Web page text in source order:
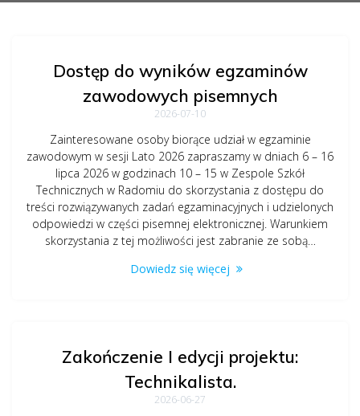
Dostęp do wyników egzaminów
zawodowych pisemnych
2026-07-10
Zainteresowane osoby biorące udział w egzaminie
zawodowym w sesji Lato 2026 zapraszamy w dniach 6 – 16
lipca 2026 w godzinach 10 – 15 w Zespole Szkół
Technicznych w Radomiu do skorzystania z dostępu do
treści rozwiązywanych zadań egzaminacyjnych i udzielonych
odpowiedzi w części pisemnej elektronicznej. Warunkiem
skorzystania z tej możliwości jest zabranie ze sobą…
Dowiedz się więcej
Zakończenie I edycji projektu:
Technikalista.
2026-06-27